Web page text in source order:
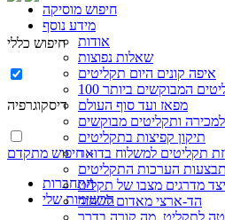
חיפוש מוסיקה
מידע נוסף
אודות
שאלות נפוצות
איפה קונים היום תקליטים
המבוקשים ביותר
מפאז ועד סוף העולם
ותקליטים מבוקשים
תיקון קפיצות בתקליטים
תקליטים למשלוח בדואר
הערכות התקליטים
מדרגים מצבו של תקליט
הד-ארצי מאדום לשחור
חיפוש כללי
דיסקוגרפיה
חיפוש מתקדם »
התחברות
הרשימות שלי